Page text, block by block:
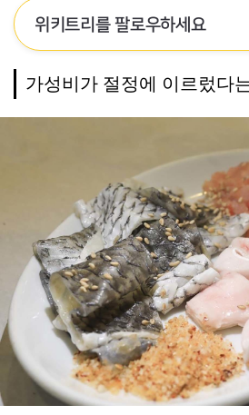
위키트리를 팔로우하세요
가성비가 절정에 이르렀다